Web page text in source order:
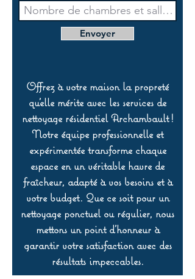
Envoyer
Offrez à votre maison la propreté
qu’elle mérite avec les services de
nettoyage résidentiel Archambault !
Notre équipe professionnelle et
expérimentée transforme chaque
espace en un véritable havre de
fraîcheur, adapté à vos besoins et à
votre budget. Que ce soit pour un
nettoyage ponctuel ou régulier, nous
mettons un point d’honneur à
garantir votre satisfaction avec des
résultats impeccables.